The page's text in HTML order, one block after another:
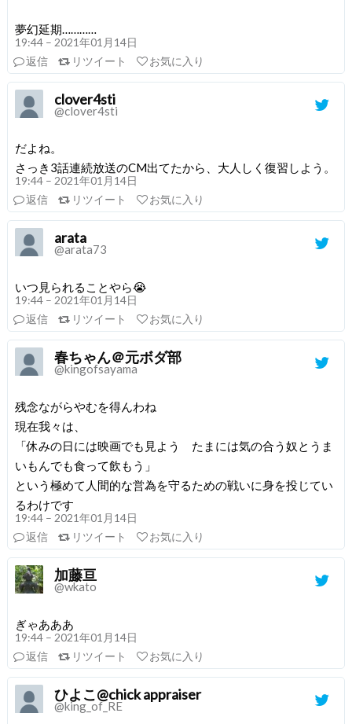
夢幻延期…………
19:44 – 2021年01月14日
返信
リツイート お気に入り
clover4sti
@clover4sti
だよね。
さっき3話連続放送のCM出てたから、大人しく復習しよう。
19:44 – 2021年01月14日
返信
リツイート お気に入り
arata
@arata73
いつ見られることやら😭
19:44 – 2021年01月14日
返信
リツイート お気に入り
春ちゃん＠元ボダ部
@kingofsayama
残念ながらやむを得んわね
現在我々は、
「休みの日には映画でも見よう たまには気の合う奴とうま
いもんでも食って飲もう」
という極めて人間的な営為を守るための戦いに身を投じてい
るわけです
19:44 – 2021年01月14日
返信
リツイート お気に入り
加藤亘
@wkato
ぎゃあああ
19:44 – 2021年01月14日
返信
リツイート お気に入り
ひよこ@chick appraiser
@king_of_RE